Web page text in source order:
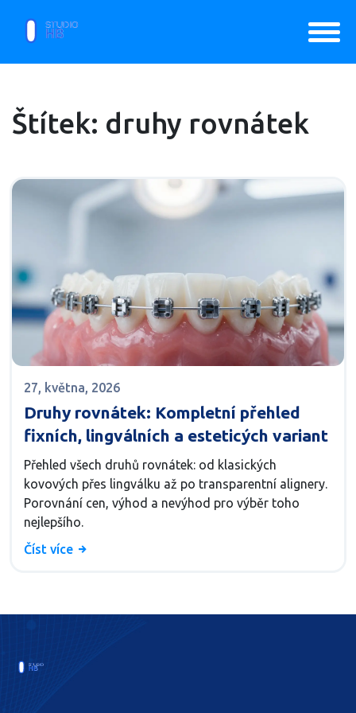
Štítek: druhy rovnátek
27, května, 2026
Druhy rovnátek: Kompletní přehled
fixních, lingválních a esteticých variant
Přehled všech druhů rovnátek: od klasických
kovových přes lingválku až po transparentní alignery.
Porovnání cen, výhod a nevýhod pro výběr toho
nejlepšího.
Číst více